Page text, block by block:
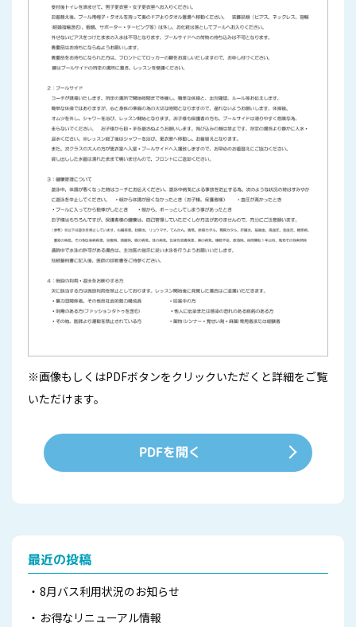
※画像もしくはPDFボタンをクリックいただくと詳細をご覧
いただけます。
PDFを開く
最近の投稿
8月バス利用状況のお知らせ
お得なリニューアル情報